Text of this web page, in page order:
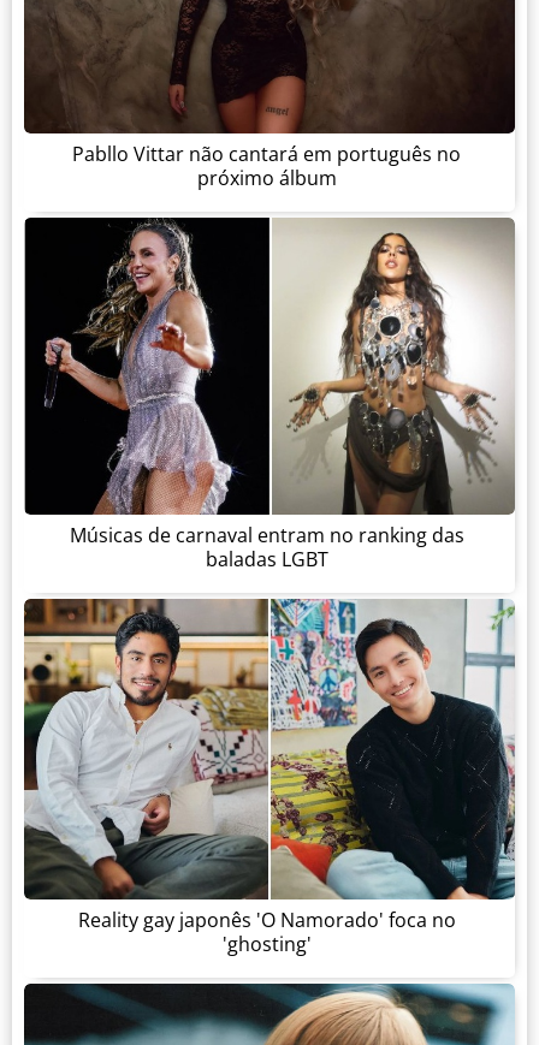
Pabllo Vittar não cantará em português no
próximo álbum
Músicas de carnaval entram no ranking das
baladas LGBT
Reality gay japonês 'O Namorado' foca no
'ghosting'